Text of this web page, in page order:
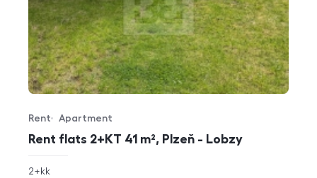
Rent flats 2+KT 41 m², Plzeň - Lobzy
Offer type
Rent
Property type
Apartment
rozměry
2+kk